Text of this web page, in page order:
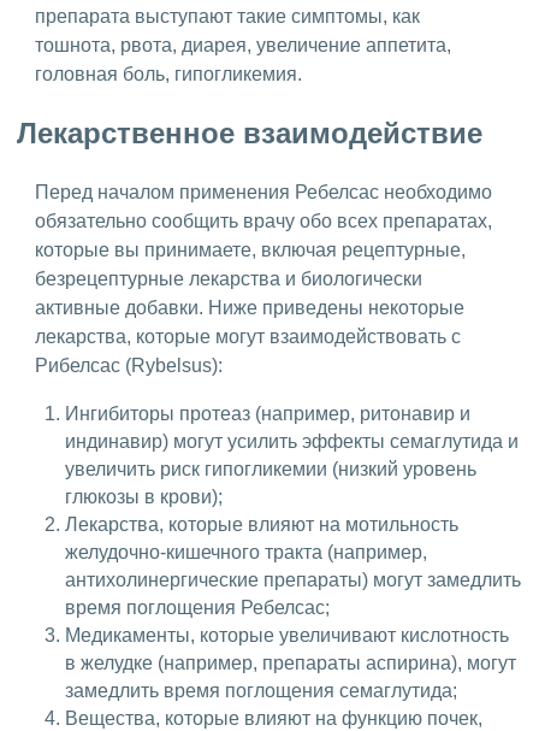
препарата выступают такие симптомы, как
тошнота, рвота, диарея, увеличение аппетита,
головная боль, гипогликемия.
Лекарственное взаимодействие
Перед началом применения Ребелсас необходимо
обязательно сообщить врачу обо всех препаратах,
которые вы принимаете, включая рецептурные,
безрецептурные лекарства и биологически
активные добавки. Ниже приведены некоторые
лекарства, которые могут взаимодействовать с
Рибелсас (Rybelsus):
Ингибиторы протеаз (например, ритонавир и
индинавир) могут усилить эффекты семаглутида и
увеличить риск гипогликемии (низкий уровень
глюкозы в крови);
Лекарства, которые влияют на мотильность
желудочно-кишечного тракта (например,
антихолинергические препараты) могут замедлить
время поглощения Ребелсас;
Медикаменты, которые увеличивают кислотность
в желудке (например, препараты аспирина), могут
замедлить время поглощения семаглутида;
Вещества, которые влияют на функцию почек,